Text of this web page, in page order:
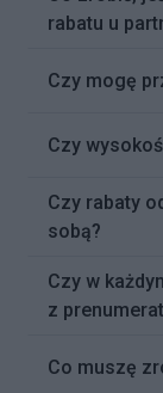
rabatu u
Czy mogę
Czy
Czy rabaty
sobą?
Czy w
z
Co muszę